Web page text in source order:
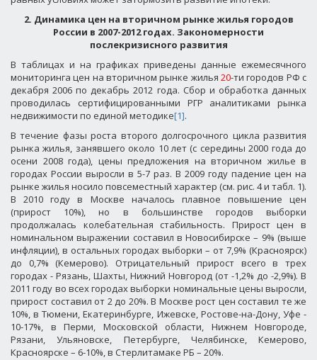
2. Динамика цен на вторичном рынке жилья городов
России в 2007-2012 годах. Закономерности
послекризисного развития
В таблицах и на графиках приведены данные ежемесячного
мониторинга цен на вторичном рынке жилья 20-ти городов РФ с
декабря 2006 по декабрь 2012 года. Сбор и обработка данных
проводилась сертифицированными РГР аналитиками рынка
недвижимости по единой методике[1].
В течение фазы роста второго долгосрочного цикла развития
рынка жилья, занявшего около 10 лет (с середины 2000 года до
осени 2008 года), цены предложения на вторичном жилье в
городах России выросли в 5-7 раз. В 2009 году падение цен на
рынке жилья носило повсеместный характер (см. рис. 4 и табл. 1).
В 2010 году в Москве началось плавное повышение цен
(прирост 10%), но в большинстве городов выборки
продолжалась колебательная стабильность. Прирост цен в
номинальном выражении составил в Новосибирске – 9% (выше
инфляции), в остальных городах выборки – от 7,9% (Красноярск)
до 0,7% (Кемерово). Отрицательный прирост всего в трех
городах - Рязань, Шахты, Нижний Новгород (от -1,2% до -2,9%). В
2011 году во всех городах выборки номинальные цены выросли,
прирост составил от 2 до 20%. В Москве рост цен составил те же
10%, в Тюмени, Екатеринбурге, Ижевске, Ростове-на-Дону, Уфе -
10-17%, в Перми, Московской области, Нижнем Новгороде,
Рязани, Ульяновске, Петербурге, Челябинске, Кемерово,
Красноярске – 6-10%, в Стерлитамаке РБ – 20%.